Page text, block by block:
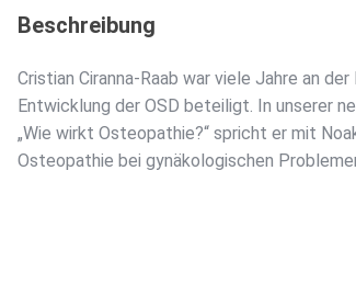
Beschreibung
Cristian Ciranna-Raab war viele Jahre an
Entwicklung der OSD beteiligt. In unserer
„Wie wirkt Osteopathie?“ spricht er mit
Osteopathie bei gynäkologischen